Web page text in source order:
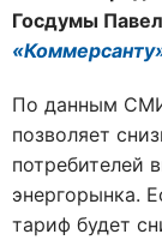
Госдумы
По данным
позволяет
потребителей
энергорынка.
тариф будет